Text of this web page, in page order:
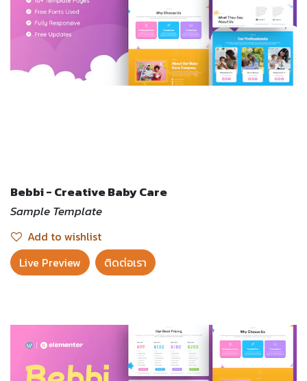
Bebbi - Creative Baby Care
Sample Template
Add to wishlist
Live Preview​
ติดต่อเรา